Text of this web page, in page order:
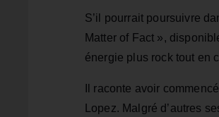
S’il pourrait poursuivre
Matter of Fact »,
énergie plus rock tout en
Il raconte avoir
Lopez. Malgré d’autres